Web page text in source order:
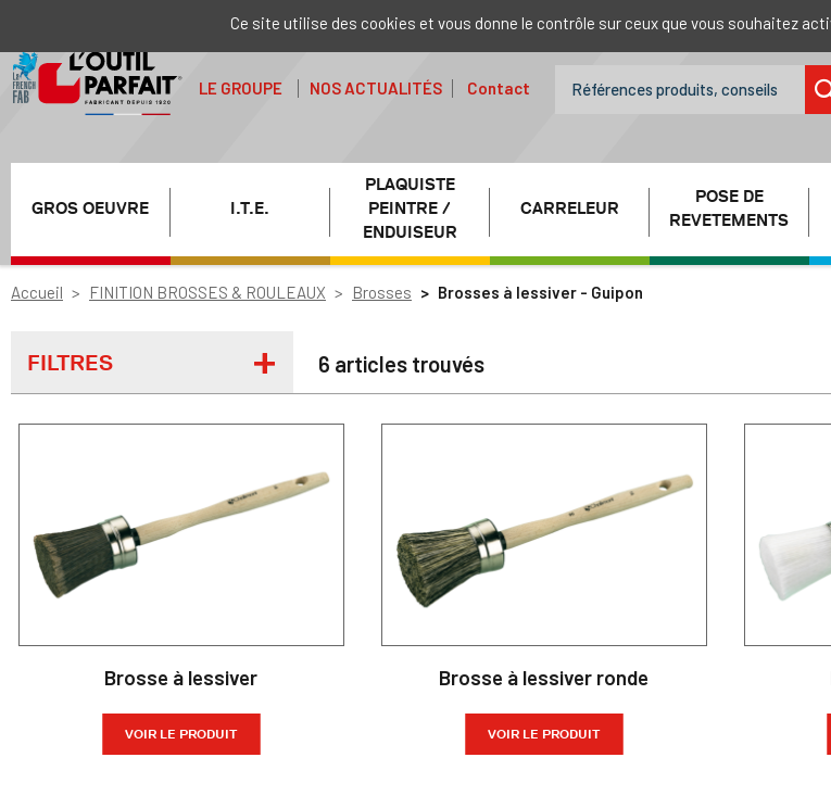
LE GROUPE NOS ACTUALITÉS Contact
GROS OEUVRE I.T.E.
PLAQUISTE
PEINTRE /
ENDUISEUR
CARRELEUR
POSE DE
REVETEMENTS
Accueil FINITION BROSSES & ROULEAUX Brosses Brosses à lessiver - Guipon
FILTRES 6 articles trouvés
Brosse à lessiver
VOIR LE PRODUIT
Brosse à lessiver ronde
VOIR LE PRODUIT
Ce site utilise des cookies et vous donne le contrôle sur ceux que vous souhaitez